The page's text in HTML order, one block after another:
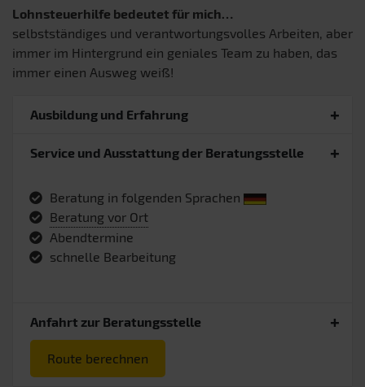
Lohnsteuerhilfe bedeutet für mich…
selbstständiges und verantwortungsvolles Arbeiten, aber
immer im Hintergrund ein geniales Team zu haben, das
immer einen Ausweg weiß!
Ausbildung und Erfahrung
Service und Ausstattung der Beratungsstelle
Beratung in folgenden Sprachen
Beratung vor Ort
Abendtermine
schnelle Bearbeitung
Anfahrt zur Beratungsstelle
Route berechnen